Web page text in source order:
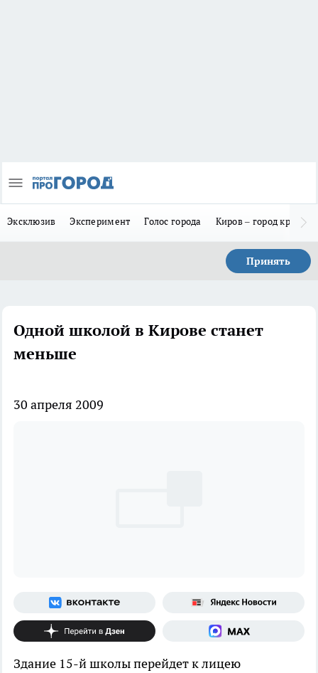
Эксклюзив Эксперимент Голос города Киров – город
Принять
Одной школой в Кирове станет
меньше
30 апреля 2009
Здание 15-й школы перейдет к лицею